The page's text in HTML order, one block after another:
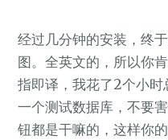
经过几分钟的安装，终
图。全英文的，所以你
指即译，我花了2个小
一个测试数据库，不要
钮都是干嘛的，这样你